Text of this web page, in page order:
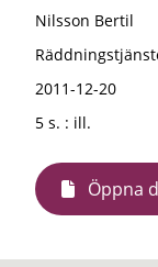
Nilsson Bertil
2011-12-20
5 s. : ill.
Öppna